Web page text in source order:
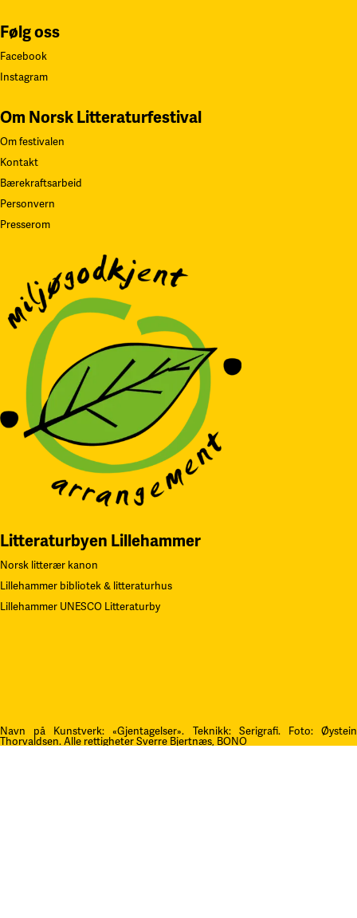
Følg oss
Facebook
Instagram
Om Norsk Litteraturfestival
Om festivalen
Kontakt
Bærekraftsarbeid
Personvern
Presserom
Litteraturbyen Lillehammer
Norsk litterær kanon
Lillehammer bibliotek & litteraturhus
Lillehammer UNESCO Litteraturby
Navn på Kunstverk: «Gjentagelser». Teknikk: Serigrafi. Foto: Øystein
Thorvaldsen. Alle rettigheter Sverre Bjertnæs, BONO